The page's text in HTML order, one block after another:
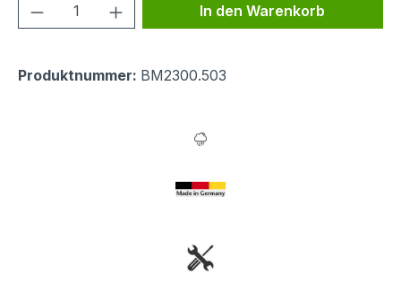
Produkt Anzahl: Gib denIn den Warenkorb
Produktnummer: BM2300.503